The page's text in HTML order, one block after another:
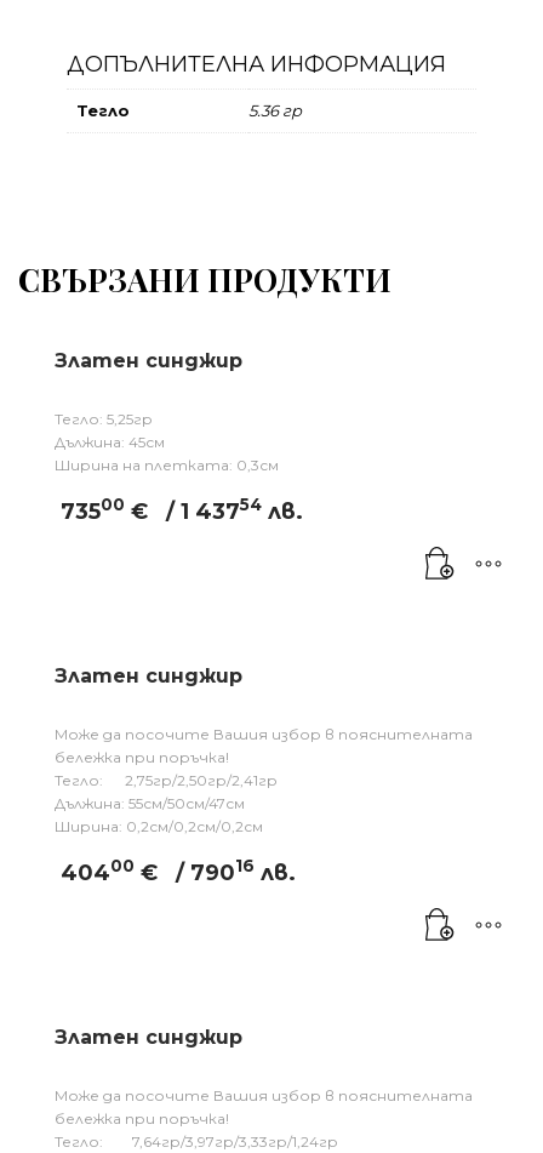
ДОПЪЛНИТЕЛНА ИНФОРМАЦИЯ
Тегло 5.36 гр
СВЪРЗАНИ ПРОДУКТИ
Златен синджир
Тегло: 5,25гр
Дължина: 45см
Ширина на плетката: 0,3см
73500 € / 1 43754 лв.
Златен синджир
Може да посочите Вашия избор в пояснителната
бележка при поръчка!
Тегло: 2,75гр/2,50гр/2,41гр
Дължина: 55см/50см/47см
Ширина: 0,2см/0,2см/0,2см
40400 € / 79016 лв.
Златен синджир
Може да посочите Вашия избор в пояснителната
бележка при поръчка!
Тегло: 7,64гр/3,97гр/3,33гр/1,24гр